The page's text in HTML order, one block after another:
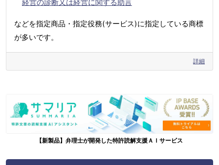
経営の診断又は経営に関する助言
などを指定商品・指定役務(サービス)に指定している商標
が多いです。
詳細
【新製品】弁理士が開発した特許読解支援ＡＩサービス